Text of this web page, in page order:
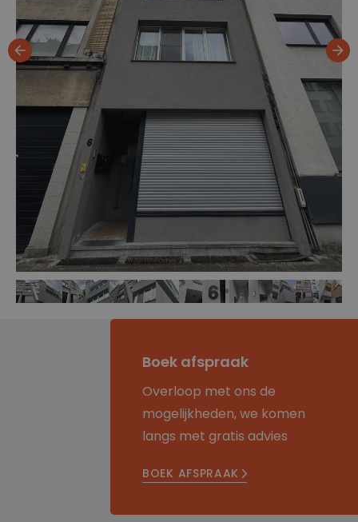
Boek afspraak
Overloop met ons de
mogelijkheden, we komen
langs met gratis advies
BOEK AFSPRAAK